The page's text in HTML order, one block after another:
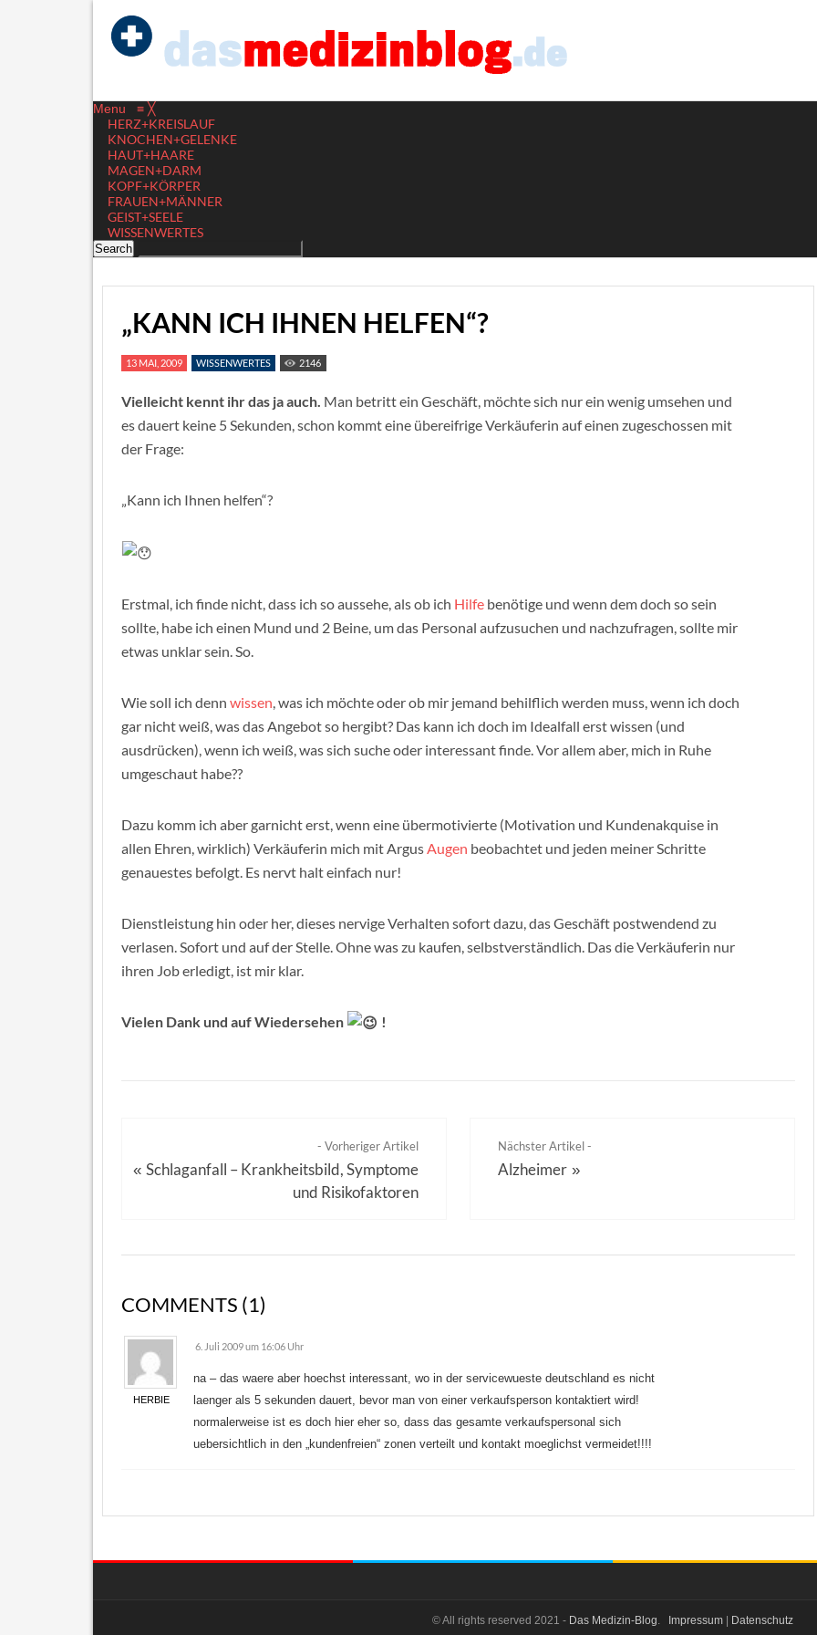
Menu ≡ ╳
HERZ+KREISLAUF
KNOCHEN+GELENKE
HAUT+HAARE
MAGEN+DARM
KOPF+KÖRPER
FRAUEN+MÄNNER
GEIST+SEELE
WISSENWERTES
„KANN ICH IHNEN HELFEN“?
13 MAI, 2009 WISSENWERTES 2146
Vielleicht kennt ihr das ja auch. Man betritt ein Geschäft, möchte sich nur ein wenig umsehen und
es dauert keine 5 Sekunden, schon kommt eine übereifrige Verkäuferin auf einen zugeschossen mit
der Frage:
„Kann ich Ihnen helfen“?
Erstmal, ich finde nicht, dass ich so aussehe, als ob ich Hilfe benötige und wenn dem doch so sein
sollte, habe ich einen Mund und 2 Beine, um das Personal aufzusuchen und nachzufragen, sollte mir
etwas unklar sein. So.
Wie soll ich denn wissen , was ich möchte oder ob mir jemand behilflich werden muss, wenn ich doch
gar nicht weiß, was das Angebot so hergibt? Das kann ich doch im Idealfall erst wissen (und
ausdrücken), wenn ich weiß, was sich suche oder interessant finde. Vor allem aber, mich in Ruhe
umgeschaut habe??
Dazu komm ich aber garnicht erst, wenn eine übermotivierte (Motivation und Kundenakquise in
allen Ehren, wirklich) Verkäuferin mich mit Argus Augen beobachtet und jeden meiner Schritte
genauestes befolgt. Es nervt halt einfach nur!
Dienstleistung hin oder her, dieses nervige Verhalten sofort dazu, das Geschäft postwendend zu
verlasen. Sofort und auf der Stelle. Ohne was zu kaufen, selbstverständlich. Das die Verkäuferin nur
ihren Job erledigt, ist mir klar.
Vielen Dank und auf Wiedersehen !
- Vorheriger Artikel
« Schlaganfall – Krankheitsbild, Symptome
und Risikofaktoren
Nächster Artikel -
Alzheimer »
COMMENTS (1)
HERBIE
6. Juli 2009 um 16:06 Uhr
na – das waere aber hoechst interessant, wo in der servicewueste deutschland es nicht
laenger als 5 sekunden dauert, bevor man von einer verkaufsperson kontaktiert wird!
normalerweise ist es doch hier eher so, dass das gesamte verkaufspersonal sich
uebersichtlich in den „kundenfreien“ zonen verteilt und kontakt moeglichst vermeidet!!!!
© All rights reserved 2021 - Das Medizin-Blog. Impressum Datenschutz